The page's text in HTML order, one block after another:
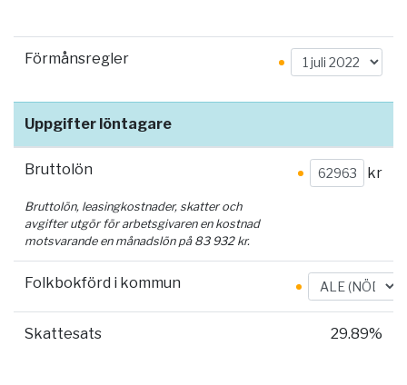
Förmånsregler
Uppgifter löntagare
Bruttolön kr
Bruttolön, leasingkostnader, skatter och
avgifter utgör för arbetsgivaren en kostnad
motsvarande en månadslön på 83 932kr.
Folkbokförd i kommun
Skattesats 29.89%